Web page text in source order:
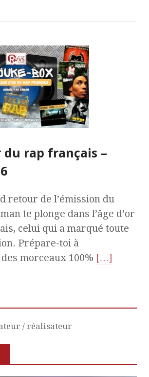
du rap français –
retour de l’émission du
te plonge dans l’âge d’or
celui qui a marqué toute
Prépare-toi à
morceaux 100% […]
/ réalisateur